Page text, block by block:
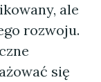
ale
rozwoju.
się